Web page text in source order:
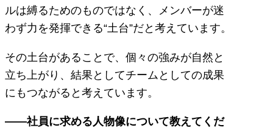
ルは縛るためのものではなく、メンバーが迷
わず力を発揮できる“土台”だと考えています。
その土台があることで、個々の強みが自然と
立ち上がり、結果としてチームとしての成果
にもつながると考えています。
――社員に求める人物像について教えてくだ